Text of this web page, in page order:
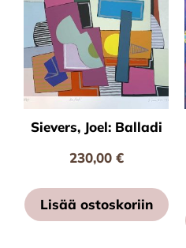
Sievers, Joel: Balladi
230,00 €
Lisää ostoskoriin